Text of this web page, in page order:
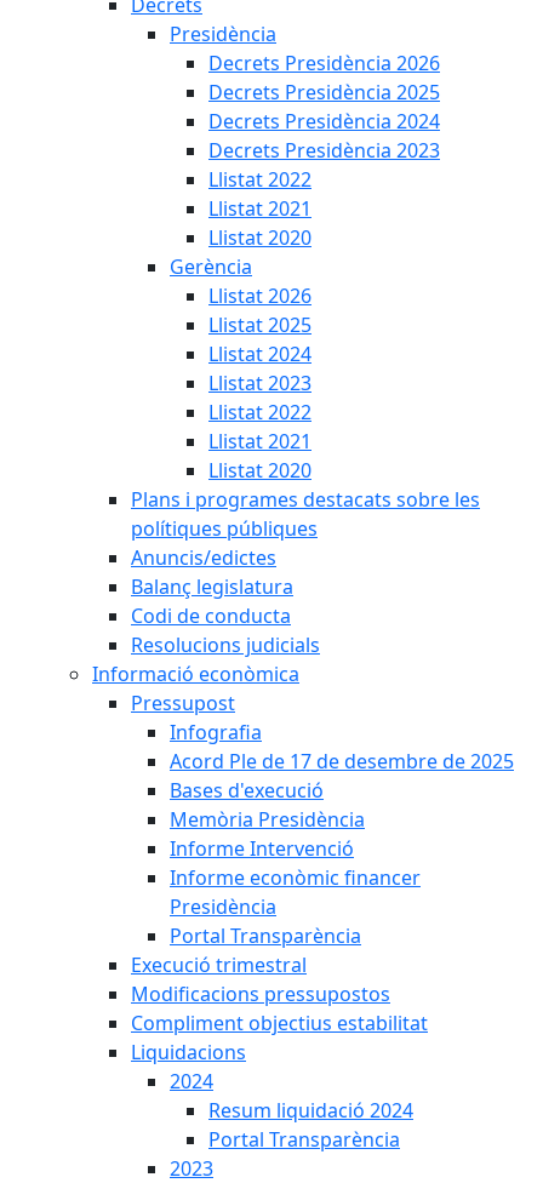
Presidència
Decrets Presidència 2026
Decrets Presidència 2025
Decrets Presidència 2024
Decrets Presidència 2023
Llistat 2022
Llistat 2021
Llistat 2020
Gerència
Llistat 2026
Llistat 2025
Llistat 2024
Llistat 2023
Llistat 2022
Llistat 2021
Llistat 2020
Plans i programes destacats sobre les
polítiques públiques
Anuncis/edictes
Balanç legislatura
Codi de conducta
Resolucions judicials
Informació econòmica
Pressupost
Infografia
Acord Ple de 17 de desembre de 2025
Bases d'execució
Memòria Presidència
Informe Intervenció
Informe econòmic financer
Presidència
Portal Transparència
Execució trimestral
Modificacions pressupostos
Compliment objectius estabilitat
Liquidacions
2024
Resum liquidació 2024
Portal Transparència
2023